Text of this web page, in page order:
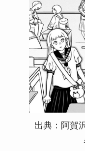
出典：阿賀